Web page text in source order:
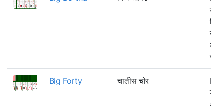
Big Forty चालीस चोर